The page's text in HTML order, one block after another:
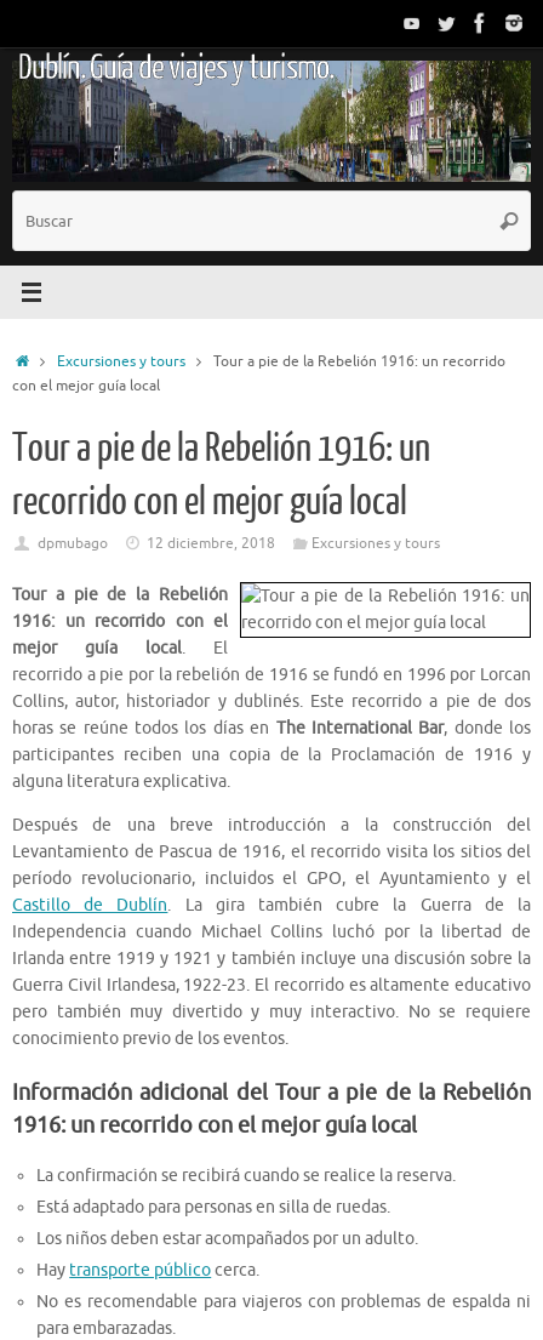
contenido
Dublín. Guía de viajes y turismo.
InicioExcursiones y tours
Tour a pie de la Rebelión 1916: un recorrido
con el mejor guía local
Tour a pie de la Rebelión 1916: un
recorrido con el mejor guía local
dpmubago 12 diciembre, 2018 Excursiones y tours
Tour a pie de la Rebelión
1916: un recorrido con el
mejor guía local. El
recorrido a pie por la rebelión de 1916 se fundó en 1996 por Lorcan
Collins, autor, historiador y dublinés. Este recorrido a pie de dos
horas se reúne todos los días en The International Bar, donde los
participantes reciben una copia de la Proclamación de 1916 y
alguna literatura explicativa.
Después de una breve introducción a la construcción del
Levantamiento de Pascua de 1916, el recorrido visita los sitios del
período revolucionario, incluidos el GPO, el Ayuntamiento y el
Castillo de Dublín. La gira también cubre la Guerra de la
Independencia cuando Michael Collins luchó por la libertad de
Irlanda entre 1919 y 1921 y también incluye una discusión sobre la
Guerra Civil Irlandesa, 1922-23. El recorrido es altamente educativo
pero también muy divertido y muy interactivo. No se requiere
conocimiento previo de los eventos.
Información adicional del Tour a pie de la Rebelión
1916: un recorrido con el mejor guía local
La confirmación se recibirá cuando se realice la reserva.
Está adaptado para personas en silla de ruedas.
Los niños deben estar acompañados por un adulto.
Hay transporte públicocerca.
No es recomendable para viajeros con problemas de espalda ni
para embarazadas.